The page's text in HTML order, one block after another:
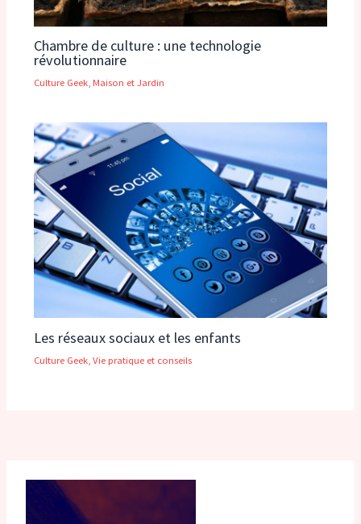
Chambre de culture : une technologie
révolutionnaire
Culture Geek,Maison et Jardin
Les réseaux sociaux et les enfants
Culture Geek, Vie pratique et conseils